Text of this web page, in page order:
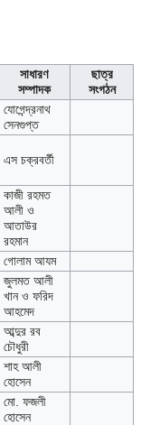
সাধারণ
সম্পাদক
ছাত্র
সংগঠন
যোগেন্দ্রনাথ
সেনগুপ্ত
এস চক্রবর্তী
কাজী রহমত
আলী ও
আতাউর
রহমান
গোলাম আযম
জুলমত আলী
খান ও ফরিদ
আহমেদ
আব্দুর রব
চৌধুরী
শাহ আলী
হোসেন
মো. ফজলী
হোসেন